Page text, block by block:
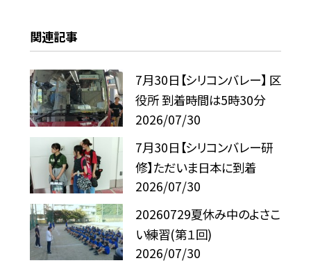
関連記事
7月30日【シリコンバレー】 区
役所 到着時間は5時30分
2026/07/30
7月30日【シリコンバレー研
修】ただいま日本に到着
2026/07/30
20260729夏休み中のよさこ
い練習(第１回)
2026/07/30